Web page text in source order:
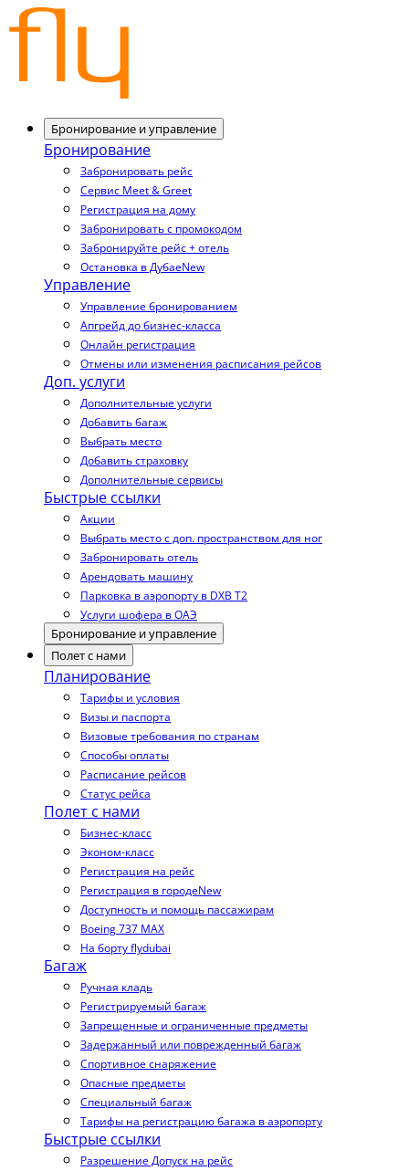
Бронирование и управление
Бронирование
Забронировать рейс
Сервис Meet & Greet
Регистрация на дому
Забронировать с промокодом
Забронируйте рейс + отель
Остановка в ДубаеNew
Управление
Управление бронированием
Апгрейд до бизнес-класса
Онлайн регистрация
Отмены или изменения расписания рейсов
Доп. услуги
Дополнительные услуги
Добавить багаж
Выбрать место
Добавить страховку
Дополнительные сервисы
Быстрые ссылки
Акции
Выбрать место с доп. пространством для ног
Забронировать отель
Арендовать машину
Парковка в аэропорту в DXB T2
Услуги шофера в ОАЭ
Бронирование и управление
Полет с нами
Планирование
Тарифы и условия
Визы и паспорта
Визовые требования по странам
Способы оплаты
Расписание рейсов
Статус рейса
Полет с нами
Бизнес-класс
Эконом-класс
Регистрация на рейс
Регистрация в городеNew
Доступность и помощь пассажирам
Boeing 737 MAX
На борту flydubai
Багаж
Ручная кладь
Регистрируемый багаж
Запрещенные и ограниченные предметы
Задержанный или поврежденный багаж
Спортивное снаряжение
Опасные предметы
Специальный багаж
Тарифы на регистрацию багажа в аэропорту
Быстрые ссылки
Разрешение Допуск на рейс